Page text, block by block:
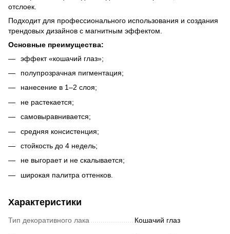
отслоек.
Подходит для профессионального использования и создания
трендовых дизайнов с магнитным эффектом.
Основные преимущества:
эффект «кошачий глаз»;
полупрозрачная пигментация;
нанесение в 1–2 слоя;
не растекается;
самовыравнивается;
средняя консистенция;
стойкость до 4 недель;
не выгорает и не скалывается;
широкая палитра оттенков.
Характеристики
Тип декоративного лака Кошачий глаз